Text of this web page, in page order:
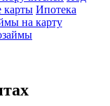
карты Ипотека
на карту